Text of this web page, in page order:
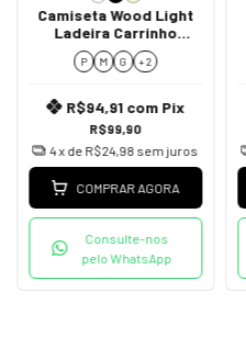
Camiseta Wood Light
Ladeira Carrinho
Madeira
P M G + 2
R$99,90
R$94,91 com Pix
4x de R$24,98 sem juros
COMPRAR AGORA
Consulte-nos
pelo WhatsApp